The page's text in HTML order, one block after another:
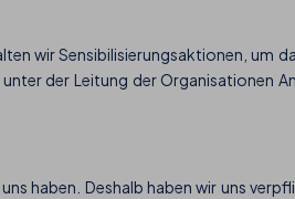
wir Sensibilisierungsaktionen, um
der Leitung der Organisationen
haben. Deshalb haben wir uns